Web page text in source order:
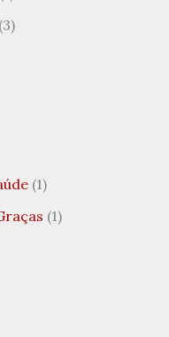
(3)
(1)
(1)